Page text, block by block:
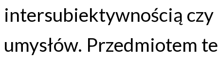
intersubiektywnością
umysłów. Przedmiotem